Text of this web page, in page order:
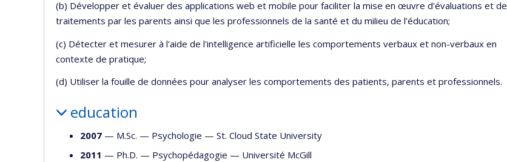
(b) Développer et évaluer des applications web et mobile pour faciliter la mise en œuvre d'évaluations et de
traitements par les parents ainsi que les professionnels de la santé et du milieu de l’éducation;
(c) Détecter et mesurer à l'aide de l'intelligence artificielle les comportements verbaux et non-verbaux en
contexte de pratique;
(d) Utiliser la fouille de données pour analyser les comportements des patients, parents et professionnels.
education
2007 — M.Sc. — Psychologie — St. Cloud State University
2011 — Ph.D. — Psychopédagogie — Université McGill